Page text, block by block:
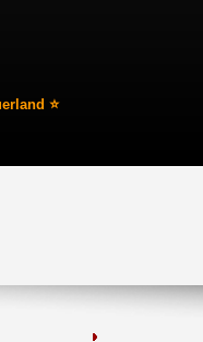
⭐